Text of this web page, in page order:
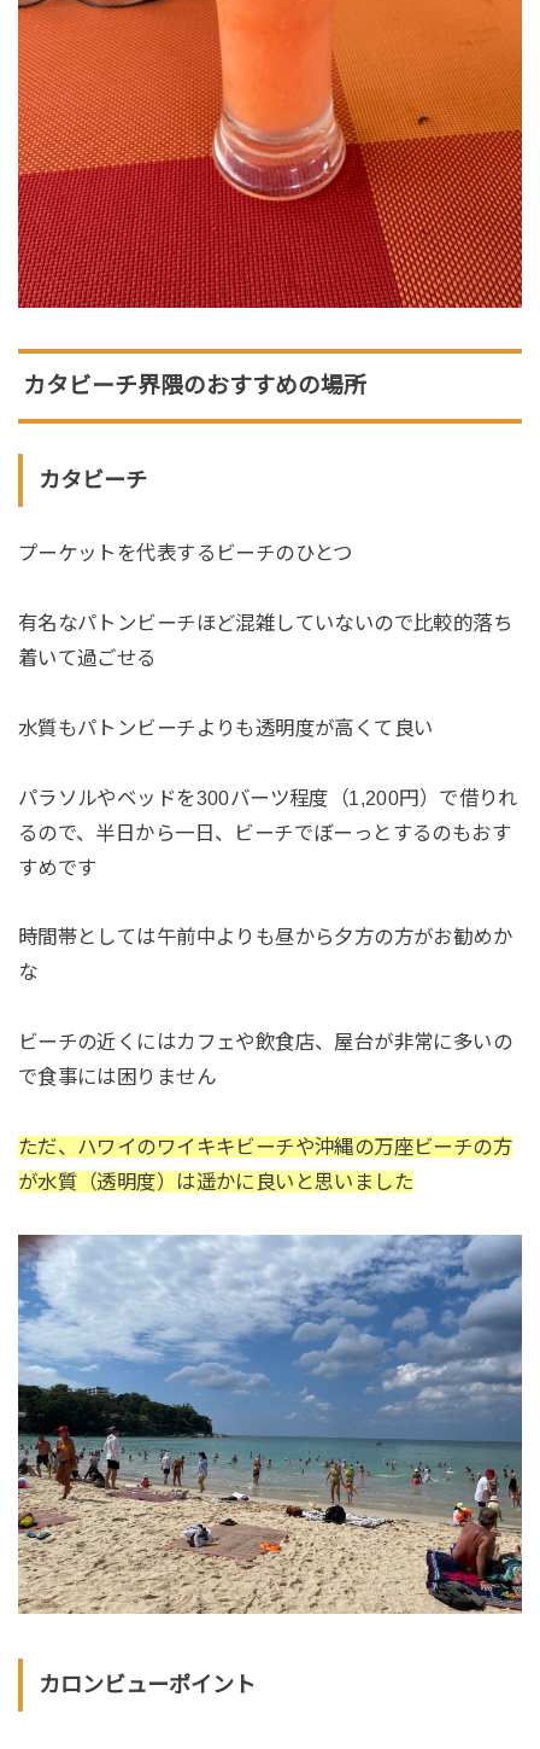
カタビーチ界隈のおすすめの場所
カタビーチ
プーケットを代表するビーチのひとつ
有名なパトンビーチほど混雑していないので比較的落ち
着いて過ごせる
水質もパトンビーチよりも透明度が高くて良い
パラソルやベッドを300バーツ程度（1,200円）で借りれ
るので、半日から一日、ビーチでぼーっとするのもおす
すめです
時間帯としては午前中よりも昼から夕方の方がお勧めか
な
ビーチの近くにはカフェや飲食店、屋台が非常に多いの
で食事には困りません
ただ、ハワイのワイキキビーチや沖縄の万座ビーチの方
が水質（透明度）は遥かに良いと思いました
カロンビューポイント